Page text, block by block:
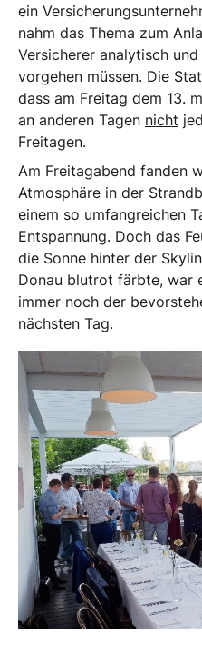
ein
nahm das Thema zum
Versicherer analytisch
vorgehen müssen. Die
dass am Freitag dem 13.
an anderen Tagen nicht
Freitagen.
Am Freitagabend fanden
Atmosphäre in der
einem so umfangreichen
Entspannung. Doch das
die Sonne hinter der
Donau blutrot färbte, war
immer noch der
nächsten Tag.